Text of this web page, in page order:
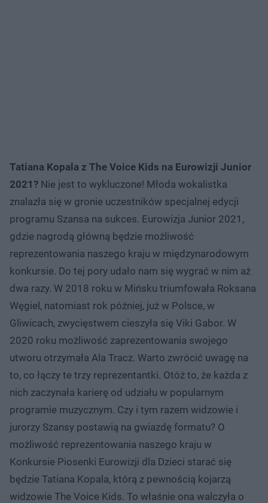
Tatiana Kopala z The Voice Kids na Eurowizji Junior
2021? Nie jest to wykluczone! Młoda wokalistka
znalazła się w gronie uczestników specjalnej edycji
programu Szansa na sukces. Eurowizja Junior 2021,
gdzie nagrodą główną będzie możliwość
reprezentowania naszego kraju w międzynarodowym
konkursie. Do tej pory udało nam się wygrać w nim aż
dwa razy. W 2018 roku w Mińsku triumfowała Roksana
Węgiel, natomiast rok później, już w Polsce, w
Gliwicach, zwycięstwem cieszyła się Viki Gabor. W
2020 roku możliwość zaprezentowania swojego
utworu otrzymała Ala Tracz. Warto zwrócić uwagę na
to, co łączy te trzy reprezentantki. Otóż to, że każda z
nich zaczynała karierę od udziału w popularnym
programie muzycznym. Czy i tym razem widzowie i
jurorzy Szansy postawią na gwiazdę formatu? O
możliwość reprezentowania naszego kraju w
Konkursie Piosenki Eurowizji dla Dzieci starać się
będzie Tatiana Kopala, którą z pewnością kojarzą
widzowie The Voice Kids. To właśnie ona walczyła o